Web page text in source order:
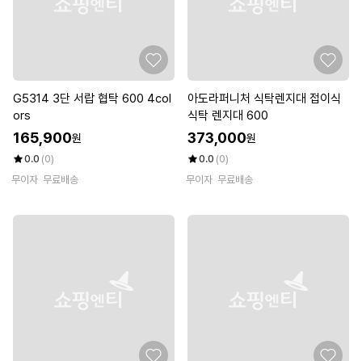
G5314 3단 서랍 협탁 600 4col
ors
165,900원
0.0 (0)
무이자 무료배송
아도라퍼니처 식탁렌지대 접이식
식탁 렌지대 600
373,000원
0.0 (0)
무이자 무료배송